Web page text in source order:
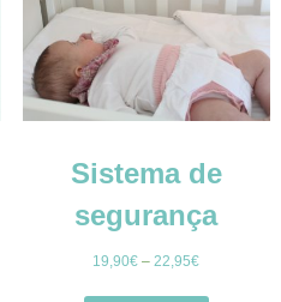
Sistema de
segurança
19,90€ – 22,95€